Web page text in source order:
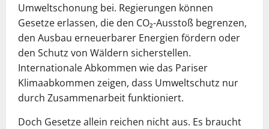
Umweltschonung bei. Regierungen können
Gesetze erlassen, die den CO₂-Ausstoß begrenzen,
den Ausbau erneuerbarer Energien fördern oder
den Schutz von Wäldern sicherstellen.
Internationale Abkommen wie das Pariser
Klimaabkommen zeigen, dass Umweltschutz nur
durch Zusammenarbeit funktioniert.
Doch Gesetze allein reichen nicht aus. Es braucht